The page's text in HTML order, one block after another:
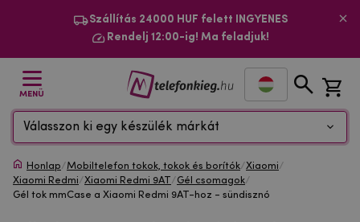
Szállítás 24000 HUF felett INGYENES
Rendelj 12:00-ig! Ma feladjuk!
MENÜ
Válasszon ki egy készülék márkát
Honlap/Mobiltelefon tokok, tokok és borítók/Xiaomi/
Xiaomi Redmi/Xiaomi Redmi 9AT/Gél csomagok/
Gél tok mmCase a Xiaomi Redmi 9AT-hoz - sündisznó